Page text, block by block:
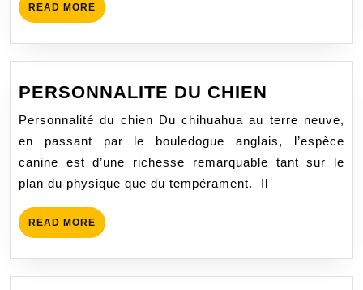
READ MORE READ
MORE
PERSONNALITE DU CHIEN
DU
CHIEN
Personnalité du chien Du chihuahua au terre neuve,
en passant par le bouledogue anglais, l’espèce
canine est d’une richesse remarquable tant sur le
plan du physique que du tempérament. Il
READ MORE READ
MORE